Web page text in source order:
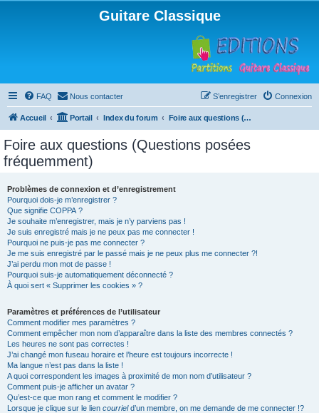
Guitare Classique
FAQ Nous contacter Connexion
S’enregistrer
Accueil Portail Index du forum Foire aux questions (Questions posées fréquemment)
Foire aux questions (Questions posées
fréquemment)
Problèmes de connexion et d’enregistrement
Pourquoi dois-je m’enregistrer ?
Que signifie COPPA ?
Je souhaite m’enregistrer, mais je n’y parviens pas !
Je suis enregistré mais je ne peux pas me connecter !
Pourquoi ne puis-je pas me connecter ?
Je me suis enregistré par le passé mais je ne peux plus me connecter ?!
J’ai perdu mon mot de passe !
Pourquoi suis-je automatiquement déconnecté ?
À quoi sert « Supprimer les cookies » ?
Paramètres et préférences de l’utilisateur
Comment modifier mes paramètres ?
Comment empêcher mon nom d’apparaître dans la liste des membres connectés ?
Les heures ne sont pas correctes !
J’ai changé mon fuseau horaire et l’heure est toujours incorrecte !
Ma langue n’est pas dans la liste !
A quoi correspondent les images à proximité de mon nom d’utilisateur ?
Comment puis-je afficher un avatar ?
Qu’est-ce que mon rang et comment le modifier ?
Lorsque je clique sur le lien courrield’un membre, on me demande de me connecter !?